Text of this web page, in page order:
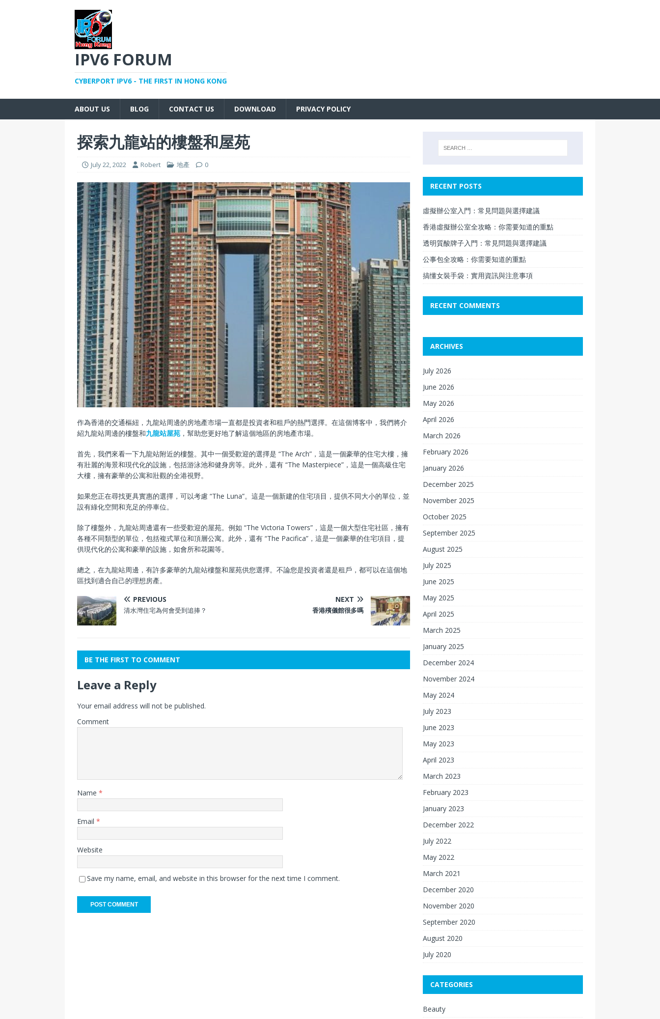
IPV6 FORUM
CYBERPORT IPV6 - THE FIRST IN HONG KONG
ABOUT US BLOG CONTACT US DOWNLOAD PRIVACY POLICY
探索九龍站的樓盤和屋苑
July 22, 2022 Robert 地產 0
作為香港的交通樞紐，九龍站周邊的房地產市場一直都是投資者和租戶的熱門選擇。在這個博客中，我們將介
紹九龍站周邊的樓盤和九龍站屋苑 ，幫助您更好地了解這個地區的房地產市場。
首先，我們來看一下九龍站附近的樓盤。其中一個受歡迎的選擇是 “The Arch”，這是一個豪華的住宅大樓，擁
有壯麗的海景和現代化的設施，包括游泳池和健身房等。此外，還有 “The Masterpiece”，這是一個高級住宅
大樓，擁有豪華的公寓和壯觀的全港視野。
如果您正在尋找更具實惠的選擇，可以考慮 “The Luna”。這是一個新建的住宅項目，提供不同大小的單位，並
設有綠化空間和充足的停車位。
除了樓盤外，九龍站周邊還有一些受歡迎的屋苑。例如 “The Victoria Towers”，這是一個大型住宅社區，擁有
各種不同類型的單位，包括複式單位和頂層公寓。此外，還有 “The Pacifica”，這是一個豪華的住宅項目，提
供現代化的公寓和豪華的設施，如會所和花園等。
總之，在九龍站周邊，有許多豪華的九龍站樓盤和屋苑供您選擇。不論您是投資者還是租戶，都可以在這個地
區找到適合自己的理想房產。
PREVIOUS
清水灣住宅為何會受到追捧？
NEXT
香港殯儀館很多嗎
BE THE FIRST TO COMMENT
Leave a Reply
Your email address will not be published.
Comment
Name *
Email *
Website
Save my name, email, and website in this browser for the next time I comment.
RECENT POSTS
虛擬辦公室入門：常見問題與選擇建議
香港虛擬辦公室全攻略：你需要知道的重點
透明質酸牌子入門：常見問題與選擇建議
公事包全攻略：你需要知道的重點
搞懂女裝手袋：實用資訊與注意事項
RECENT COMMENTS
ARCHIVES
July 2026
June 2026
May 2026
April 2026
March 2026
February 2026
January 2026
December 2025
November 2025
October 2025
September 2025
August 2025
July 2025
June 2025
May 2025
April 2025
March 2025
January 2025
December 2024
November 2024
May 2024
July 2023
June 2023
May 2023
April 2023
March 2023
February 2023
January 2023
December 2022
July 2022
May 2022
March 2021
December 2020
November 2020
September 2020
August 2020
July 2020
CATEGORIES
Beauty